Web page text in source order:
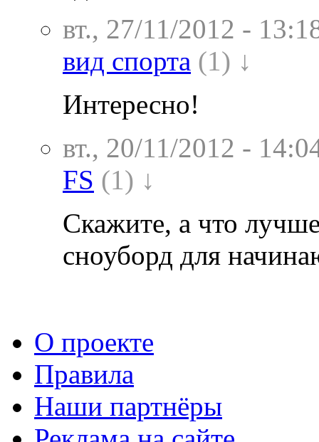
вт., 27/11/2012 -
вид спорта (1) ↓
Интересно!
вт., 20/11/2012 -
FS (1) ↓
Скажите, а что
сноуборд для
О проекте
Правила
Наши партнёры